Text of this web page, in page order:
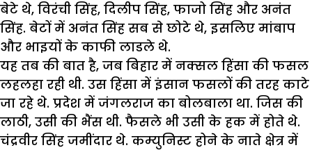
बेटे थे, विरंची सिंह, दिलीप सिंह, फाजो सिंह और अनंत
सिंह. बेटों में अनंत सिंह सब से छोटे थे, इसलिए मांबाप
और भाइयों के काफी लाडले थे.
यह तब की बात है, जब बिहार में नक्सल हिंसा की फसल
लहलहा रही थी. उस हिंसा में इंसान फसलों की तरह काटे
जा रहे थे. प्रदेश में जंगलराज का बोलबाला था. जिस की
लाठी, उसी की भैंस थी. फैसले भी उसी के हक में होते थे.
चंद्रवीर सिंह जमींदार थे. कम्युनिस्ट होने के नाते क्षेत्र में